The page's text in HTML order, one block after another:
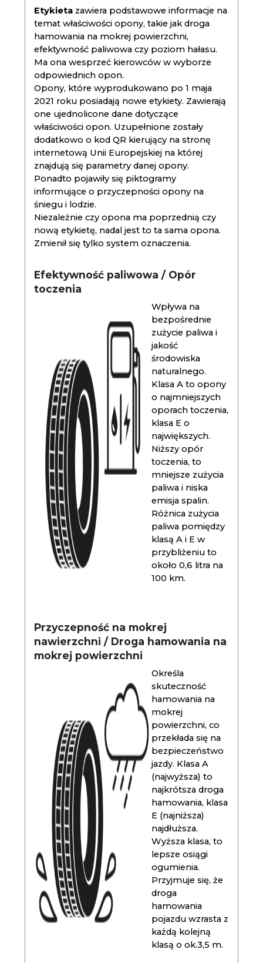
Etykieta zawiera podstawowe informacje na
temat właściwości opony, takie jak droga
hamowania na mokrej powierzchni,
efektywność paliwowa czy poziom hałasu.
Ma ona wesprzeć kierowców w wyborze
odpowiednich opon.
Opony, które wyprodukowano po 1 maja
2021 roku posiadają nowe etykiety. Zawierają
one ujednolicone dane dotyczące
właściwości opon. Uzupełnione zostały
dodatkowo o kod QR kierujący na stronę
internetową Unii Europejskiej na której
znajdują się parametry danej opony.
Ponadto pojawiły się piktogramy
informujące o przyczepności opony na
śniegu i lodzie.
Niezależnie czy opona ma poprzednią czy
nową etykietę, nadal jest to ta sama opona.
Zmienił się tylko system oznaczenia.
Efektywność paliwowa / Opór
toczenia
Wpływa na
bezpośrednie
zużycie paliwa i
jakość
środowiska
naturalnego.
Klasa A to opony
o najmniejszych
oporach toczenia,
klasa E o
największych.
Niższy opór
toczenia, to
mniejsze zużycia
paliwa i niska
emisja spalin.
Różnica zużycia
paliwa pomiędzy
klasą A i E w
przybliżeniu to
około 0,6 litra na
100 km.
Przyczepność na mokrej
nawierzchni / Droga hamowania na
mokrej powierzchni
Określa
skuteczność
hamowania na
mokrej
powierzchni, co
przekłada się na
bezpieczeństwo
jazdy. Klasa A
(najwyższa) to
najkrótsza droga
hamowania, klasa
E (najniższa)
najdłuższa.
Wyższa klasa, to
lepsze osiągi
ogumienia.
Przyjmuje się, że
droga
hamowania
pojazdu wzrasta z
każdą kolejną
klasą o ok.3,5 m.